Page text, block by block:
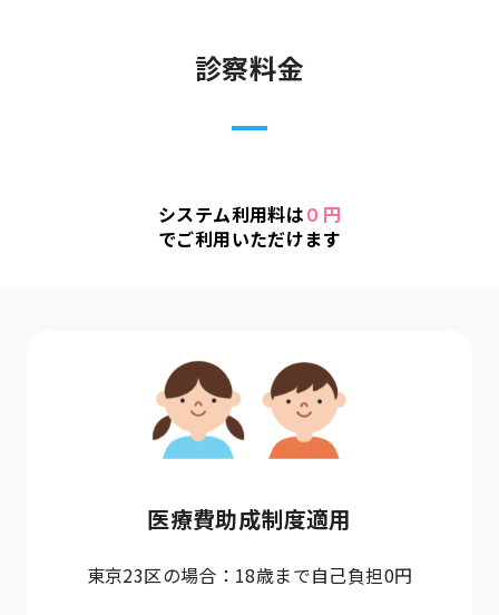
診察料金
システム利用料は０円
でご利用いただけます
医療費助成制度適用
東京23区の場合：18歳まで自己負担0円